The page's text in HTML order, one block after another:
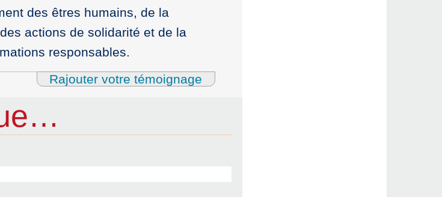
des êtres humains, de la
actions de solidarité et de la
responsables.
Rajouter votre témoignage